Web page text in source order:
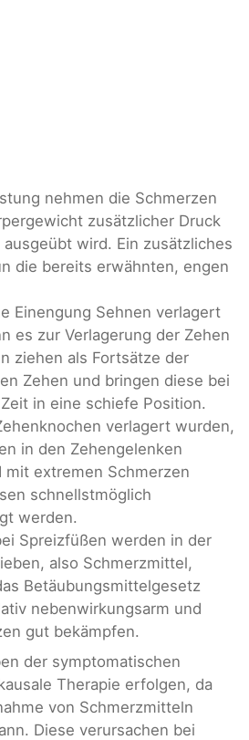
nehmen die Schmerzen
zusätzlicher Druck
wird. Ein zusätzliches
die bereits erwähnten, engen
Einengung Sehnen verlagert
es zur Verlagerung der Zehen
ziehen als Fortsätze der
Zehen und bringen diese bei
in eine schiefe Position.
verlagert wurden,
in den Zehengelenken
mit extremen Schmerzen
schnellstmöglich
werden.
Spreizfüßen werden in der
also Schmerzmittel,
Betäubungsmittelgesetz
nebenwirkungsarm und
gut bekämpfen.
der symptomatischen
Therapie erfolgen, da
von Schmerzmitteln
Diese verursachen bei